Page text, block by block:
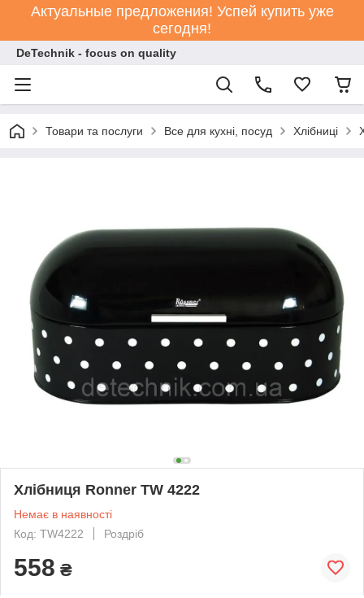
Актуальные предложения! Успей купить уже
сегодня!
DeTechnik - focus on quality
Товари та послуги Все для кухні, посуд Хлібниці
Хлібниця Ronner TW 4222
Немає в наявності
Код: TW4222
Роздріб
558 ₴